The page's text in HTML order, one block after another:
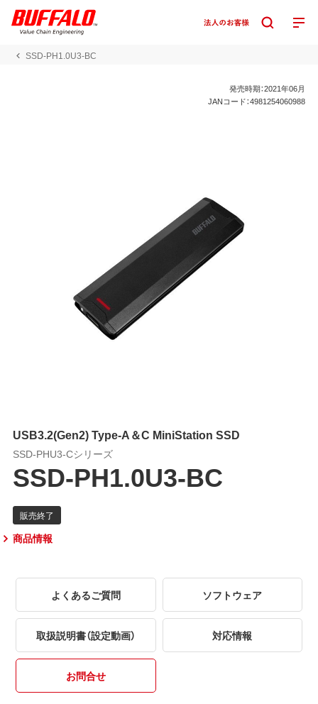
SSD-PH1.0U3-BC
発売時期：2021年06月
JANコード：4981254060988
USB3.2(Gen2) Type-A＆C MiniStation SSD
SSD-PHU3-Cシリーズ
SSD-PH1.0U3-BC
商品情報
よくあるご質問 ソフトウェア
取扱説明書（設定動画） 対応情報
お問合せ